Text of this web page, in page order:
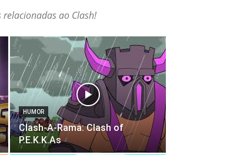
ao Clash!
HUMOR
Clash-A-Rama: Clash of
P.E.K.K.As